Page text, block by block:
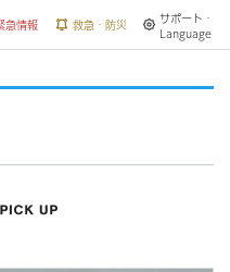
急情報 救急・防災
サポート・
Language